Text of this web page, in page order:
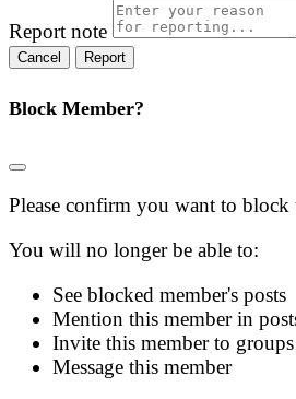
Report note
Report
Block Member?
Please confirm you want to block
You will no longer be able to:
See blocked member's posts
Mention this member in
Invite this member to groups
Message this member